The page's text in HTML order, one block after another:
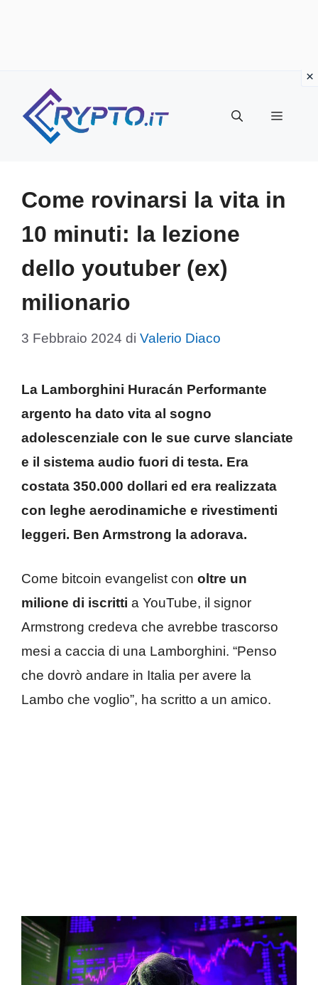
contenuto
Menu
Come rovinarsi la vita in
10 minuti: la lezione
dello youtuber (ex)
milionario
3 Febbraio 2024 di Valerio Diaco
La Lamborghini Huracán Performante
argento ha dato vita al sogno
adolescenziale con le sue curve slanciate
e il sistema audio fuori di testa. Era
costata 350.000 dollari ed era realizzata
con leghe aerodinamiche e rivestimenti
leggeri. Ben Armstrong la adorava.
Come bitcoin evangelist con oltre un
milione di iscritti a YouTube, il signor
Armstrong credeva che avrebbe trascorso
mesi a caccia di una Lamborghini. “Penso
che dovrò andare in Italia per avere la
Lambo che voglio”, ha scritto a un amico.